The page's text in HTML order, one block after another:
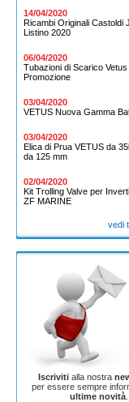
14/04/2020
Ricambi Originali Castoldi
Listino 2020
06/04/2020
Tubazioni di Scarico Vetus
Promozione
03/04/2020
VETUS Nuova Gamma
03/04/2020
Elica di Prua VETUS da
da 125 mm
02/04/2020
Kit Trolling Valve per
ZF MARINE
vedi
Iscriviti alla nostra
per essere sempre
ultime novità.